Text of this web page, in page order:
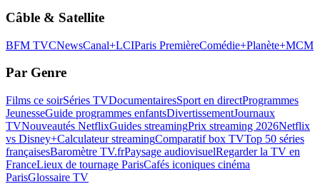
Câble & Satellite
BFM TVCNewsCanal+LCIParis PremièreComédie+Planète+MCM
Par Genre
Films ce soirSéries TVDocumentairesSport en directProgrammes
JeunesseGuide programmes enfantsDivertissementJournaux
TVNouveautés NetflixGuides streamingPrix streaming 2026Netflix
vs Disney+Calculateur streamingComparatif box TVTop 50 séries
françaisesBaromètre TV.frPaysage audiovisuelRegarder la TV en
FranceLieux de tournage ParisCafés iconiques cinéma
ParisGlossaire TV